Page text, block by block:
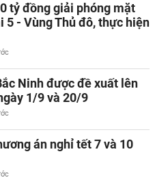
tỷ đồng giải phóng mặt
5 - Vùng Thủ đô, thực hiện
Ninh được đề xuất lên
1/9 và 20/9
án nghỉ tết 7 và 10